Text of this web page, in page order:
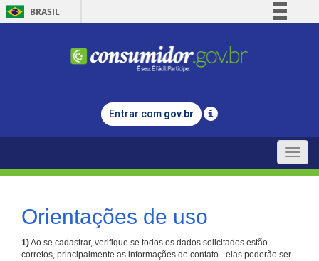
BRASIL
Comunica BR
Legislação
Entrar com gov.br
Toggle
Orientações de uso
1)Ao se cadastrar, verifique se todos os dados solicitados estão
corretos, principalmente as informações de contato - elas poderão ser